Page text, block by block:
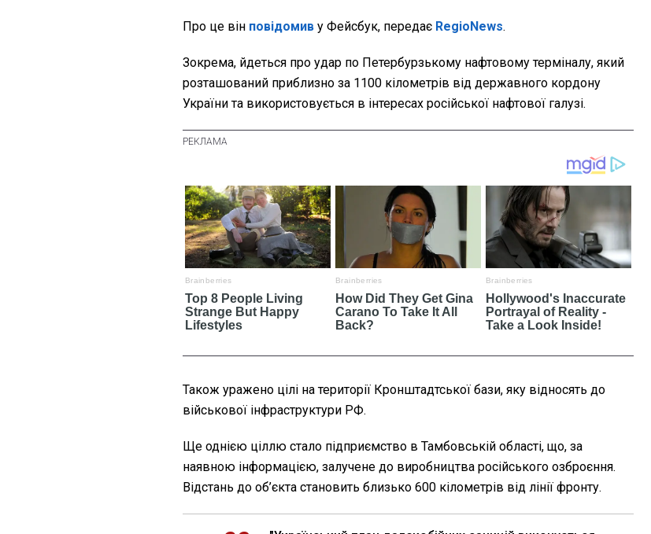
Про це він повідомив у Фейсбук, передає RegioNews.
Зокрема, йдеться про удар по Петербурзькому нафтовому терміналу, який
розташований приблизно за 1100 кілометрів від державного кордону
України та використовується в інтересах російської нафтової галузі.
Також уражено цілі на території Кронштадтської бази, яку відносять до
військової інфраструктури РФ.
Ще однією ціллю стало підприємство в Тамбовській області, що, за
наявною інформацією, залучене до виробництва російського озброєння.
Відстань до об’єкта становить близько 600 кілометрів від лінії фронту.